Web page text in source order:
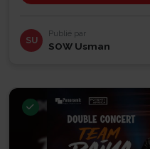
SU
Publié par
SOW Usman